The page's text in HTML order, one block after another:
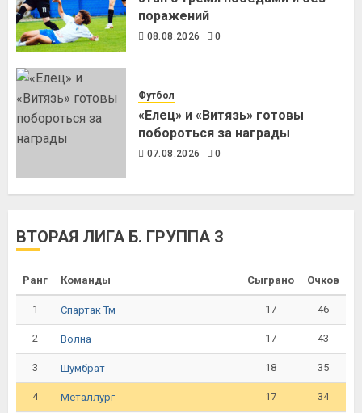
поражений
08.08.2026 0
Футбол
«Елец» и «Витязь» готовы
побороться за награды
07.08.2026 0
ВТОРАЯ ЛИГА Б. ГРУППА 3
Ранг Команды Сыграно Очков
1 Спартак Тм 17 46
2 Волна 17 43
3 Шумбрат 18 35
4 Металлург 17 34